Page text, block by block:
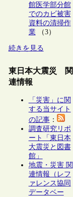
館医学部分館
でのカビ被害
資料の清掃作
業（3）
続きを見る
東日本大震災 関
連情報
「災害」に関
する当サイト
の記事：
調査研究リポ
ート「東日本
大震災と図書
館」
地震・災害 関
連情報（レフ
ァレンス協同
データベー